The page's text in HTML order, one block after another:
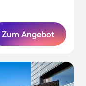
Zum Angebot